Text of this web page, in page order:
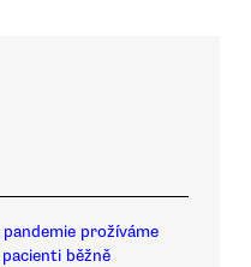
prožíváme
běžně